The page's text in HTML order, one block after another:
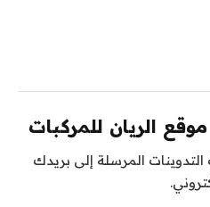
الريان للمركبات
المرسلة إلى بريدك